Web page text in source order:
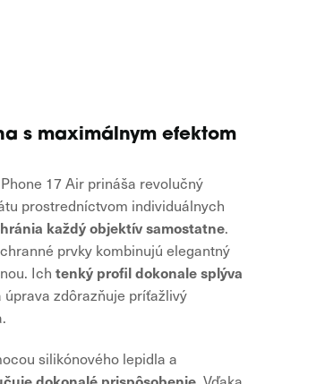
s maximálnym efektom
17 Air prináša revolučný
prostredníctvom individuálnych
každý objektív samostatne.
prvky kombinujú elegantný
Ich tenký profil dokonale splýva
zdôrazňuje príťažlivý
silikónového lepidla a